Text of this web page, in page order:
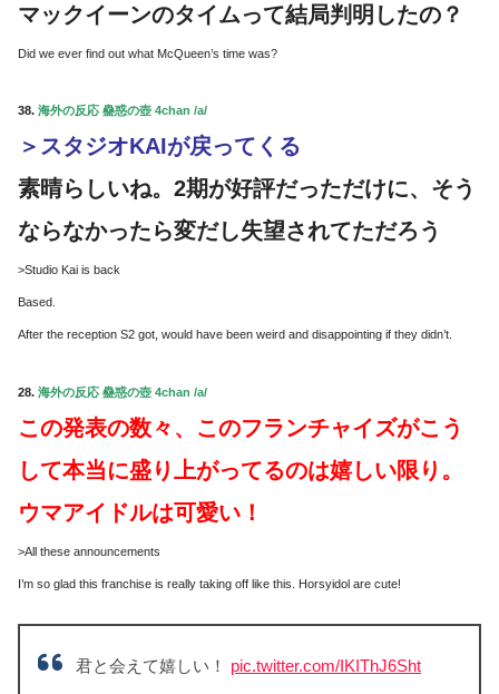
マックイーンのタイムって結局判明したの？
Did we ever find out what McQueen’s time was?
38. 海外の反応 蠱惑の壺 4chan /a/
＞スタジオKAIが戻ってくる
素晴らしいね。2期が好評だっただけに、そう
ならなかったら変だし失望されてただろう
>Studio Kai is back
Based.
After the reception S2 got, would have been weird and disappointing if they didn’t.
28. 海外の反応 蠱惑の壺 4chan /a/
この発表の数々、このフランチャイズがこう
して本当に盛り上がってるのは嬉しい限り。
ウマアイドルは可愛い！
>All these announcements
I’m so glad this franchise is really taking off like this. Horsyidol are cute!
君と会えて嬉しい！ pic.twitter.com/IKIThJ6Sht